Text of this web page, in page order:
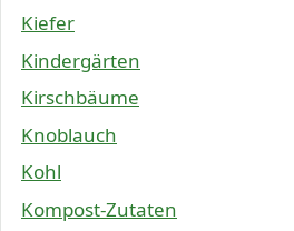
Kiefer
Kindergärten
Kirschbäume
Knoblauch
Kohl
Kompost-Zutaten